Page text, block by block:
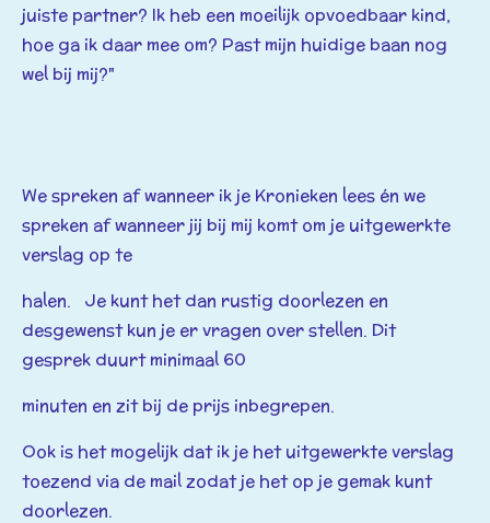
juiste partner? Ik heb een moeilijk opvoedbaar kind,
hoe ga ik daar mee om? Pastmijn huidige baan nog
wel bij mij?"
We spreken af wanneer ik je Kronieken lees én we
spreken af wanneer jij bij mij komt om je uitgewerkte
verslag op te
halen. Je kunt het dan rustig doorlezen en
desgewenst kun je er vragen over stellen. Dit
gesprek duurt minimaal 60
minuten en zit bij de prijs inbegrepen.
Ook is het mogelijk dat ik je het uitgewerkte verslag
toezend via de mail zodat je het op je gemak kunt
doorlezen.